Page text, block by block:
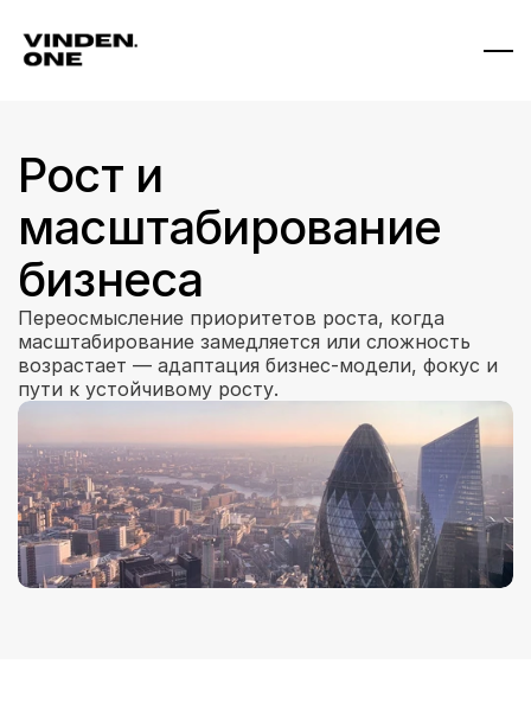
Рост и
масштабирование
бизнеса
Переосмысление приоритетов роста, когда
масштабирование замедляется или сложность
возрастает — адаптация бизнес-модели, фокус и
пути к устойчивому росту.